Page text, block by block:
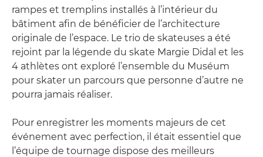
rampes et tremplins installés à l’intérieur du
bâtiment afin de bénéficier de l’architecture
originale de l’espace. Le trio de skateuses a été
rejoint par la légende du skate Margie Didal et les
4 athlètes ont exploré l’ensemble du Muséum
pour skater un parcours que personne d’autre ne
pourra jamais réaliser.
Pour enregistrer les moments majeurs de cet
événement avec perfection, il était essentiel que
l’équipe de tournage dispose des meilleurs